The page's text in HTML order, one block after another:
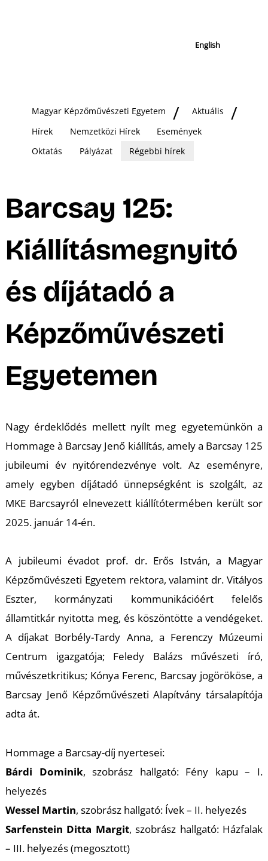
English
Magyar Képzőművészeti Egyetem
Aktuális
Hírek
Nemzetközi Hírek
Események
Oktatás
Pályázat Régebbi hírek
Barcsay 125:
Kiállításmegnyitó
és díjátadó a
Képzőművészeti
Egyetemen
Nagy érdeklődés mellett nyílt meg egyetemünkön a
Hommage à Barcsay Jenő kiállítás, amely a Barcsay 125
jubileumi év nyitórendezvénye volt. Az eseményre,
amely egyben díjátadó ünnepségként is szolgált, az
MKE Barcsayról elnevezett kiállítótermében került sor
2025. január 14-én.
A jubileumi évadot prof. dr. Erős István, a Magyar
Képzőművészeti Egyetem rektora, valamint dr. Vitályos
Eszter, kormányzati kommunikációért felelős
államtitkár nyitotta meg, és köszöntötte a vendégeket.
A díjakat Borbély-Tardy Anna, a Ferenczy Múzeumi
Centrum igazgatója; Feledy Balázs művészeti író,
művészetkritikus; Kónya Ferenc, Barcsay jogörököse, a
Barcsay Jenő Képzőművészeti Alapítvány társalapítója
adta át.
Hommage a Barcsay-díj nyertesei:
Bárdi Dominik, szobrász hallgató: Fény kapu – I.
helyezés
Wessel Martin, szobrász hallgató: Ívek – II. helyezés
Sarfenstein Ditta Margit, szobrász hallgató: Házfalak
– III. helyezés (megosztott)